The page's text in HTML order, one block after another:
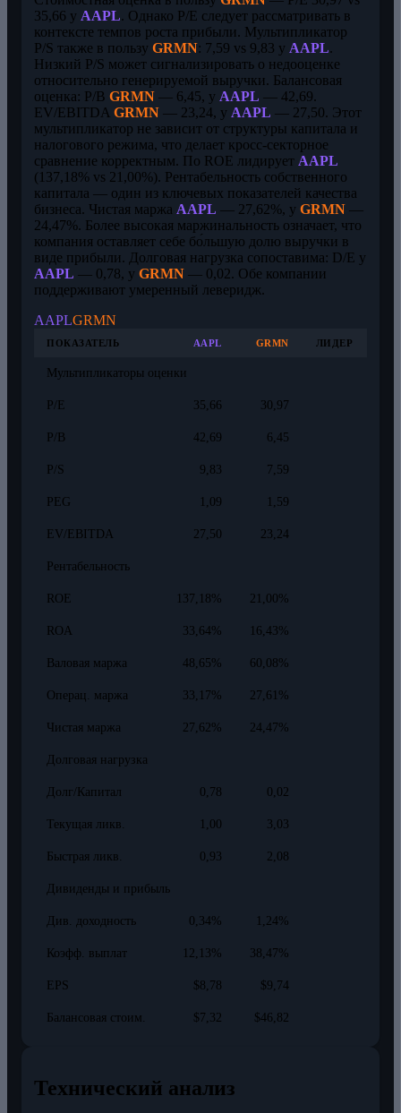
35,66 у AAPL. Однако P/E следует рассматривать в
контексте темпов роста прибыли. Мультипликатор
P/S также в пользу GRMN: 7,59 vs 9,83 у AAPL.
Низкий P/S может сигнализировать о недооценке
относительно генерируемой выручки. Балансовая
оценка: P/B GRMN — 6,45, у AAPL — 42,69.
EV/EBITDA GRMN — 23,24, у AAPL — 27,50. Этот
мультипликатор не зависит от структуры капитала и
налогового режима, что делает кросс-секторное
сравнение корректным. По ROE лидирует AAPL
(137,18% vs 21,00%). Рентабельность собственного
капитала — один из ключевых показателей качества
бизнеса. Чистая маржа AAPL — 27,62%, у GRMN —
24,47%. Более высокая маржинальность означает, что
компания оставляет себе бо́льшую долю выручки в
виде прибыли. Долговая нагрузка сопоставима: D/E у
AAPL — 0,78, у GRMN — 0,02. Обе компании
поддерживают умеренный леверидж.
AAPLGRMN
ПОКАЗАТЕЛЬ AAPL GRMN ЛИДЕР
Мультипликаторы оценки
P/E 35,66 30,97
P/B 42,69 6,45
P/S 9,83 7,59
PEG 1,09 1,59
EV/EBITDA 27,50 23,24
Рентабельность
ROE 137,18% 21,00%
ROA 33,64% 16,43%
Валовая маржа 48,65% 60,08%
Операц. маржа 33,17% 27,61%
Чистая маржа 27,62% 24,47%
Долговая нагрузка
Долг/Капитал 0,78 0,02
Текущая ликв. 1,00 3,03
Быстрая ликв. 0,93 2,08
Дивиденды и прибыль
Див. доходность 0,34% 1,24%
Коэфф. выплат 12,13% 38,47%
EPS $8,78 $9,74
Балансовая стоим. $7,32 $46,82
Технический анализ